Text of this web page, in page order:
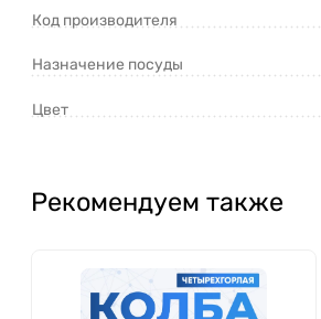
Код производителя
Назначение посуды
Цвет
Рекомендуем также